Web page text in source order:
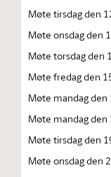
Møte tirsdag den
Møte onsdag den
Møte torsdag den
Møte fredag den
Møte mandag den
Møte mandag den
Møte tirsdag den
Møte onsdag den